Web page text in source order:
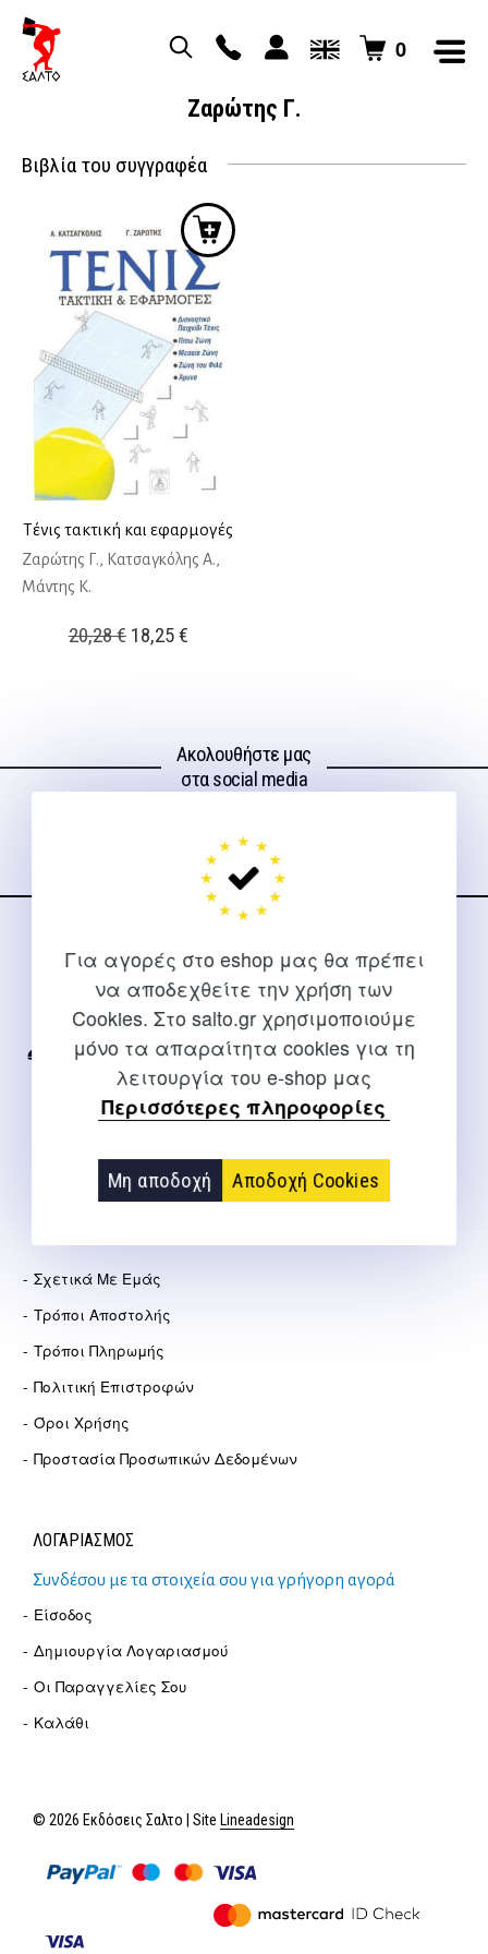
Για αγορές στο eshop μας θα πρέπει
να αποδεχθείτε την χρήση των
Cookies. Στο salto.gr χρησιμοποιούμε
μόνο τα απαραίτητα cookies για τη
λειτουργία του e-shop μας
Περισσότερες πληροφορίες
Μη αποδοχή Αποδοχή Cookies
0
Ζαρώτης Γ.
Βιβλία του συγγραφέα
Τένις τακτική και εφαρμογές
Ζαρώτης Γ., Κατσαγκόλης Α.,
Μάντης Κ.
20,28€ Original
18,25€Η
18,25 €.
Ακολουθήστε μας
στα social media
ΕΠΙΚΟΙΝΩΝΊΑ
Για διευκρινίσεις και υποστήριξη παραγγελιών μέσω του
Internet
2310 267108
info@salto.gr
Σχετικά Με Εμάς
Τρόποι Αποστολής
Τρόποι Πληρωμής
Πολιτική Επιστροφών
Όροι Χρήσης
Προστασία Προσωπικών Δεδομένων
ΛΟΓΑΡΙΑΣΜΟΣ
Συνδέσου με τα στοιχεία σου για γρήγορη αγορά
Είσοδος
Δημιουργία Λογαριασμού
Οι Παραγγελίες Σου
Καλάθι
© 2026 Εκδόσεις Σαλτο | Site Lineadesign